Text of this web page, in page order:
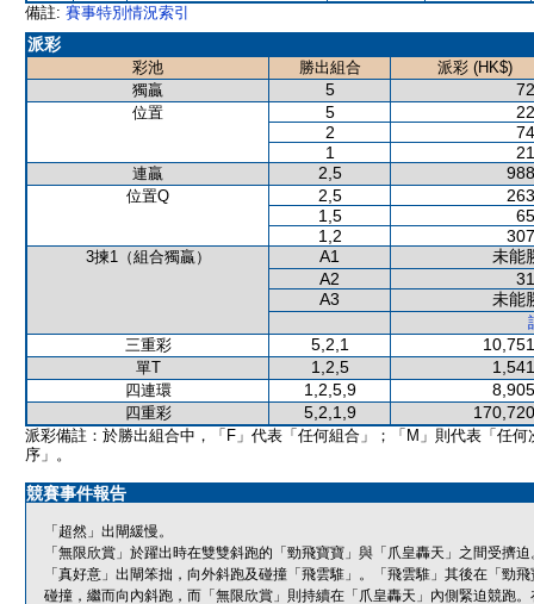
備註: 賽事特別情況索引
派彩
彩池 勝出組合
派彩 (HK$)
獨贏
5
位置 5
2
1
連贏 2,5
位置Q 2,5
1,5
1,2
3揀1（組合獨贏） A1
未能
A2
A3
未能
三重彩
5,2,1
單T 1,2,5
四連環 1,2,5,9
四重彩 5,2,1,9
派彩備註：於勝出組合中，「F」代表「任何組合」；「M」則代表「任何
序」。
競賽事件報告
「超然」出閘緩慢。
「無限欣賞」於躍出時在雙雙斜跑的「勁飛寶寶」與「爪皇轟天」之間受擠迫
「真好意」出閘笨拙，向外斜跑及碰撞「飛雲騅」。「飛雲騅」其後在「勁
碰撞，繼而向內斜跑，而「無限欣賞」則持續在「爪皇轟天」內側緊迫競跑